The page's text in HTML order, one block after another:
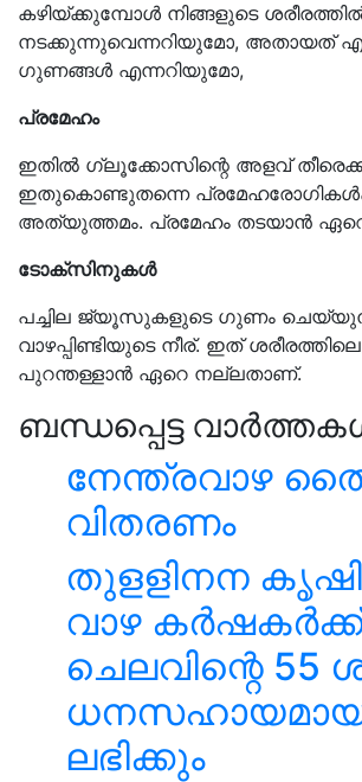
കഴിയ്ക്കുമ്പോള്‍ നിങ്ങളുടെ
നടക്കുന്നുവെന്നറിയുമോ, അതായത്
ഗുണങ്ങള്‍ എന്നറിയുമോ,
പ്രമേഹം
ഇതില്‍ ഗ്ലൂക്കോസിന്റെ അളവ്
ഇതുകൊണ്ടുതന്നെ
അത്യുത്തമം. പ്രമേഹം തടയാന്‍
ടോക്‌സിനുകള്‍
പച്ചില ജ്യൂസുകളുടെ ഗുണം
വാഴപ്പിണ്ടിയുടെ നീര്. ഇത്
പുറന്തള്ളാന്‍ ഏറെ നല്ലതാണ്.
ബന്ധപ്പെട്ട
നേന്ത്രവാഴ
വിതരണം
തുളളിനന
വാഴ
ചെലവിന്റെ 55
ലഭിക്കും